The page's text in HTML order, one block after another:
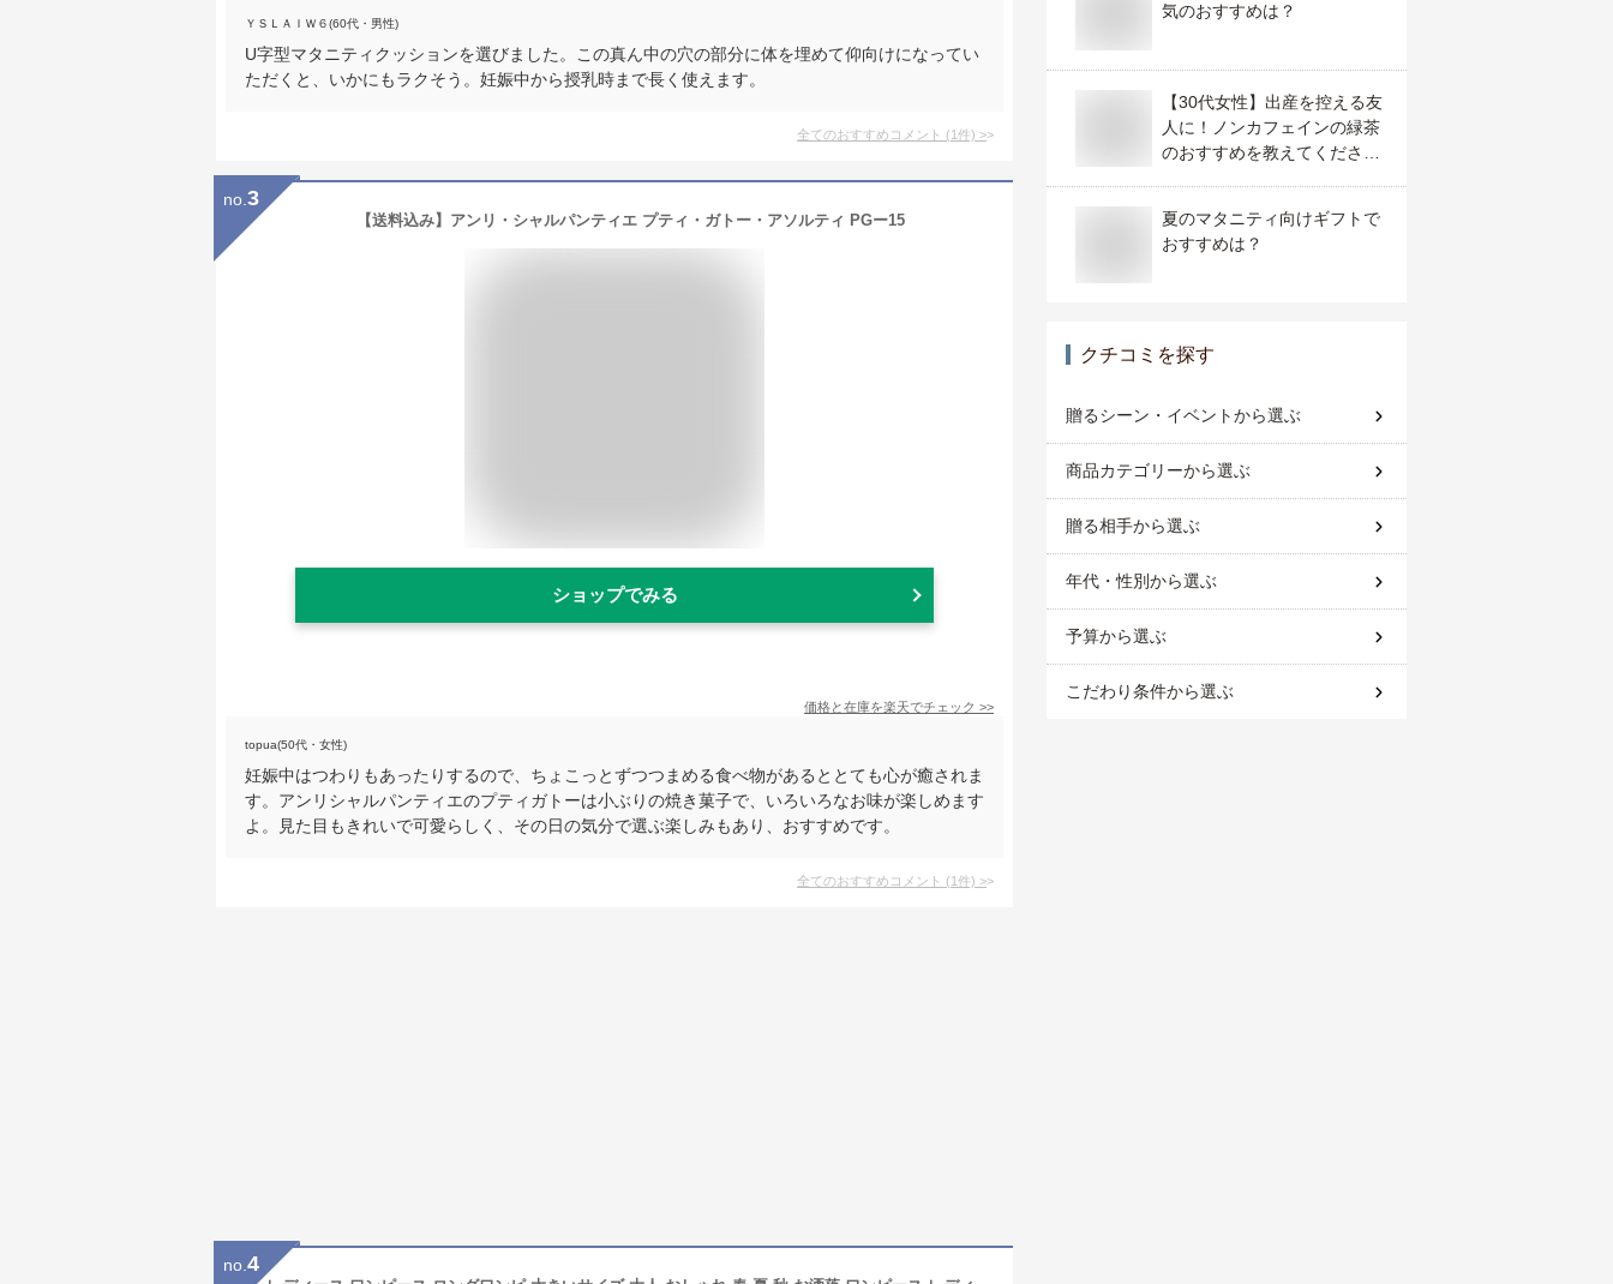
ＹＳＬＡＩＷ６(60代・男性)
U字型マタニティクッションを選びました。この真ん中の穴の部分に体を埋めて仰向けになってい
ただくと、いかにもラクそう。妊娠中から授乳時まで長く使えます。
全てのおすすめコメント (1件) >
no. 3
【送料込み】アンリ・シャルパンティエ プティ・ガトー・アソルティ PGー15
ショップでみる
価格と在庫を楽天でチェック >>
topua(50代・女性)
妊娠中はつわりもあったりするので、ちょこっとずつつまめる食べ物があるととても心が癒されま
す。アンリシャルパンティエのプティガトーは小ぶりの焼き菓子で、いろいろなお味が楽しめます
よ。見た目もきれいで可愛らしく、その日の気分で選ぶ楽しみもあり、おすすめです。
全てのおすすめコメント (1件) >
no. 4
気のおすすめは？
【30代女性】出産を控える友
人に！ノンカフェインの緑茶
のおすすめを教えてくださ
夏のマタニティ向けギフトで
おすすめは？
クチコミを探す
贈るシーン・イベントから選ぶ
商品カテゴリーから選ぶ
贈る相手から選ぶ
年代・性別から選ぶ
予算から選ぶ
こだわり条件から選ぶ